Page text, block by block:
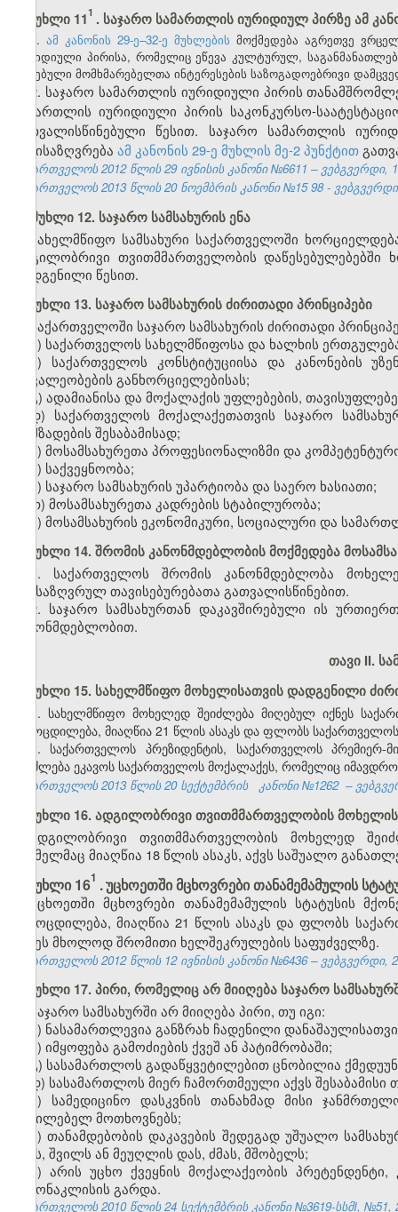
მუხლი 111 . საჯარო სამართლის იურიდიულ პირზე ამ
1. ამ კანონის 29-ე–32-ე მუხლების მოქმედება აგრეთვე
იურიდიული პირისა, რომელიც ეწევა კულტურულ,
არსებული მომხმარებელთა ინტერესების საზოგადოებრივი
2. საჯარო სამართლის იურიდიული პირის
სამართლის იურიდიული პირის საკონკურსო-
გათვალისწინებული წესით. საჯარო სამართლის
განისაზღვრება ამ კანონის 29-ე მუხლის მე-2 პუნქტით
საქართველოს 2012 წლის 29 ივნისის კანონი №6611 – ვებგვერდი,
საქართველოს 2013 წლის 20 ნოემბრის კანონი №15 98 -
მუხლი 12. საჯარო სამსახურის ენა
სახელმწიფო სამსახური საქართველოში
ადგილობრივი თვითმმართველობის დაწესებულებებში
დადგენილი წესით.
მუხლი 13. საჯარო სამსახურის ძირითადი პრინციპები
საქართველოში საჯარო სამსახურის ძირითადი
ა) საქართველოს სახელმწიფოსა და ხალხის
ბ) საქართველოს კონსტიტუციისა და კანონების
მოვალეობების განხორციელებისას;
გ) ადამიანისა და მოქალაქის უფლებების,
დ) საქართველოს მოქალაქეთათვის საჯარო
მომზადების შესაბამისად;
ე) მოსამსახურეთა პროფესიონალიზმი და
ვ) საქვეყნოობა;
ზ) საჯარო სამსახურის უპარტიობა და საერო ხასიათი;
თ) მოსამსახურეთა კადრების სტაბილურობა;
ი) მოსამსახურის ეკონომიკური, სოციალური და
მუხლი 14. შრომის კანონმდებლობის მოქმედება
1. საქართველოს შრომის კანონმდებლობა
განსაზღვრულ თავისებურებათა გათვალისწინებით.
2. საჯარო სამსახურთან დაკავშირებული ის
კანონმდებლობით.
თავი II.
მუხლი 15. სახელმწიფო მოხელისათვის დადგენილი
1. სახელმწიფო მოხელედ შეიძლება მიღებულ იქნეს
გამოცდილება, მიაღწია 21 წლის ასაკს და ფლობს
2. საქართველოს პრეზიდენტის, საქართველოს
შეიძლება ეკავოს საქართველოს მოქალაქეს, რომელიც
საქართველოს 2013 წლის 20 სექტემბრის კანონი №1262 –
მუხლი 16. ადგილობრივი თვითმმართველობის
ადგილობრივი თვითმმართველობის მოხელედ
რომელმაც მიაღწია 18 წლის ასაკს, აქვს საშუალო
მუხლი 161 .უცხოეთში მცხოვრები თანამემამულის
უცხოეთში მცხოვრები თანამემამულის სტატუსის
გამოცდილება, მიაღწია 21 წლის ასაკს და ფლობს
იქნეს მხოლოდ შრომითი ხელშეკრულების საფუძველზე.
საქართველოს 2012 წლის 12 ივნისის კანონი №6436 – ვებგვერდი,
მუხლი 17. პირი, რომელიც არ მიიღება საჯარო
საჯარო სამსახურში არ მიიღება პირი, თუ იგი:
ა) ნასამართლევია განზრახ ჩადენილი
ბ) იმყოფება გამოძიების ქვეშ ან პატიმრობაში;
გ) სასამართლოს გადაწყვეტილებით ცნობილია
დ) სასამართლოს მიერ ჩამორთმეული აქვს შესაბამისი
ე) სამედიცინო დასკვნის თანახმად მისი
აუცილებელ მოთხოვნებს;
ვ) თანამდებობის დაკავების შედეგად უშუალო
ძმას, შვილს ან მეუღლის დას, ძმას, მშობელს;
ზ) არის უცხო ქვეყნის მოქალაქეობის
გამონაკლისის გარდა.
საქართველოს 2010 წლის 24 სექტემბრის კანონი №3619-სსმI, №51,